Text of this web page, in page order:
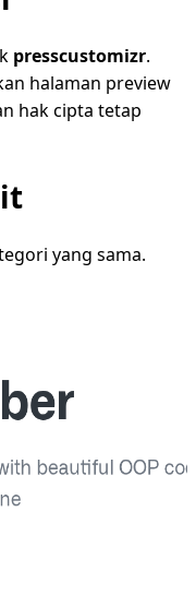
presscustomizr.
halaman preview
hak cipta tetap
yang sama.